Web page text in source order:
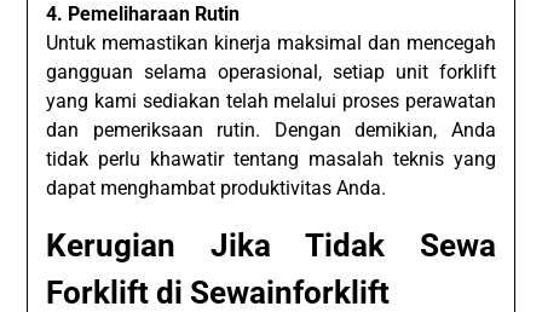
4. Pemeliharaan Rutin
Untuk memastikan kinerja maksimal dan mencegah
gangguan selama operasional, setiap unit forklift
yang kami sediakan telah melalui proses perawatan
dan pemeriksaan rutin. Dengan demikian, Anda
tidak perlu khawatir tentang masalah teknis yang
dapat menghambat produktivitas Anda.
Kerugian Jika Tidak Sewa
Forklift di Sewainforklift